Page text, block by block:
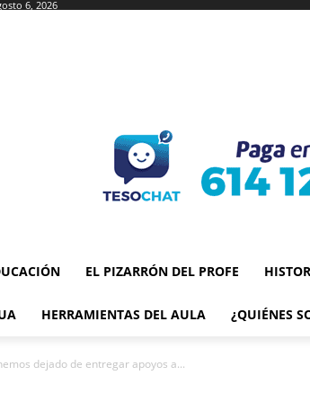
6, 2026
EL PIZARRÓN DEL PROFE
HERRAMIENTAS DEL AULA ¿QUIÉNES
dejado de entregar apoyos a...